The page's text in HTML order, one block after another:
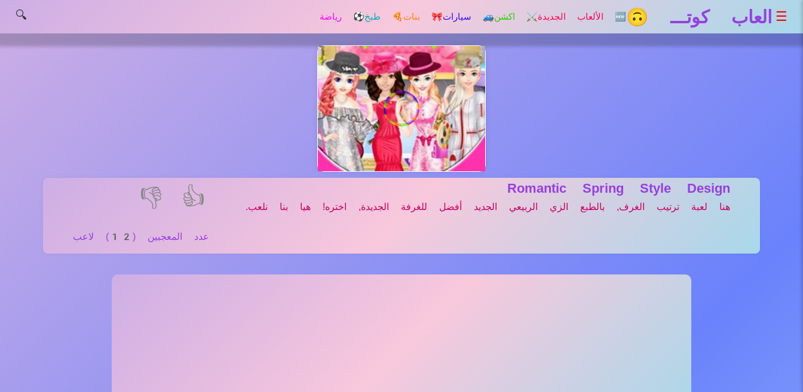
☰ العاب كوتـــ 🙃 🆕 الألعاب الجديدة ⚔️ اكشن🚙 سيارات🎀 بنات 🍕 طبخ⚽ رياضة 🔍
👍
👎
عدد المعجبين (12) لاعب
Romantic Spring Style Design
هنا لعبة ترتيب الغرف, بالطبع الزي الربيعي الجديد أفضل للغرفة الجديدة, اختره! هيا بنا نلعب.